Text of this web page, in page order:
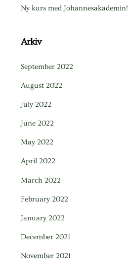
Ny kurs med Johannesakademin!
Arkiv
September 2022
August 2022
July 2022
June 2022
May 2022
April 2022
March 2022
February 2022
January 2022
December 2021
November 2021